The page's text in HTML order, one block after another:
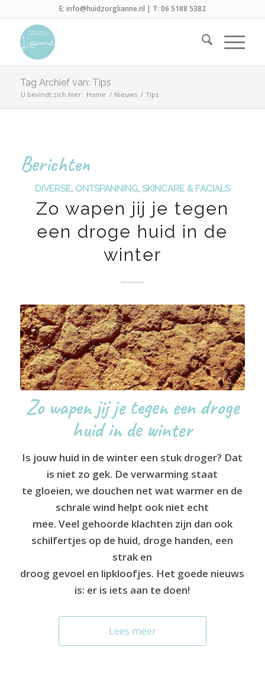
E: info@huidzorglianne.nl | T: 06 5188 5382
Tag Archief van: Tips
U bevindt zich hier: Home / Nieuws / Tips
Berichten
DIVERSE, ONTSPANNING, SKINCARE & FACIALS
Zo wapen jij je tegen
een droge huid in de
winter
Zo wapen jij je tegen een droge
huid in de winter
Is jouw huid in de winter een stuk droger? Dat
is niet zo gek. De verwarming staat
te gloeien, we douchen net wat warmer en de
schrale wind helpt ook niet echt
mee. Veel gehoorde klachten zijn dan ook
schilfertjes op de huid, droge handen, een
strak en
droog gevoel en lipkloofjes. Het goede nieuws
is: er is iets aan te doen!
Lees meer